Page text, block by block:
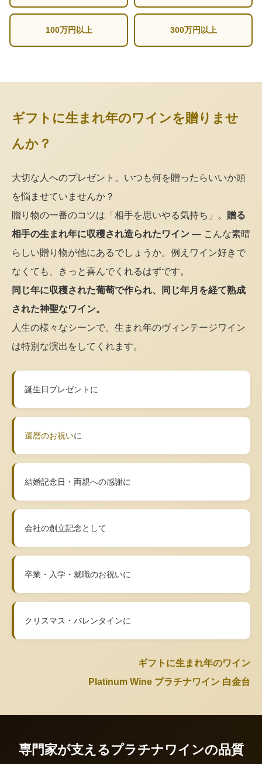
100万円以上 300万円以上
ギフトに生まれ年のワインを贈りませ
んか？
大切な人へのプレゼント。いつも何を贈ったらいいか頭
を悩ませていませんか？
贈り物の一番のコツは「相手を思いやる気持ち」。 贈る
相手の生まれ年に収穫され造られたワイン — こんな素晴
らしい贈り物が他にあるでしょうか。例えワイン好きで
なくても、きっと喜んでくれるはずです。
同じ年に収穫された葡萄で作られ、同じ年月を経て熟成
された神聖なワイン。
人生の様々なシーンで、生まれ年のヴィンテージワイン
は特別な演出をしてくれます。
誕生日プレゼントに
還暦のお祝いに
結婚記念日・両親への感謝に
会社の創立記念として
卒業・入学・就職のお祝いに
クリスマス・バレンタインに
ギフトに生まれ年のワイン
Platinum Wine プラチナワイン 白金台
専門家が支えるプラチナワインの品質